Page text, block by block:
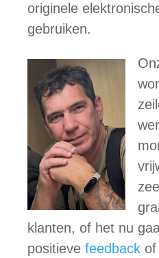
originele
gebruiken.
klanten, of het nu
positieve feedback